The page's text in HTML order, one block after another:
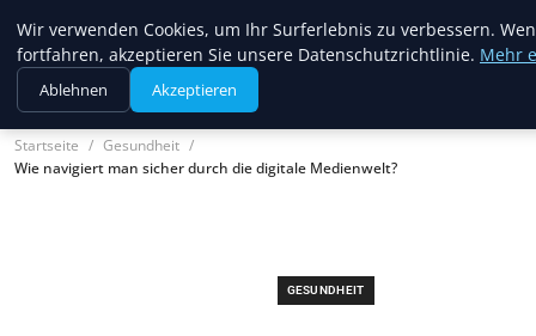
Web Recorder
Startseite
Gesundheit
Wie navigiert man sicher durch die digitale Medienwelt?
GESUNDHEIT
Wir verwenden Cookies, um Ihr Surferlebnis zu verbessern.
fortfahren, akzeptieren Sie unsere Datenschutzrichtlinie. Mehr
Ablehnen Akzeptieren